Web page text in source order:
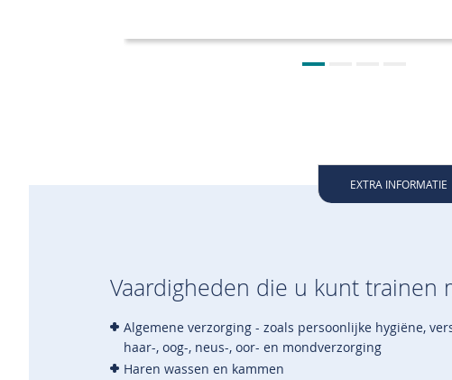
EXTRA INFORMATIE
Vaardigheden die u kunt trainen
Algemene verzorging - zoals persoonlijke hygiëne,
haar-, oog-, neus-, oor- en mondverzorging
Haren wassen en kammen